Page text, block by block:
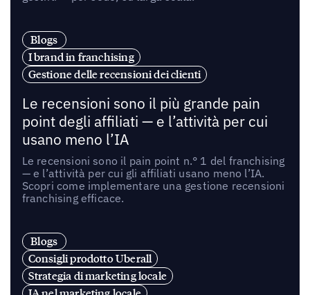
Blogs
I brand in franchising
Gestione delle recensioni dei clienti
Le recensioni sono il più grande pain
point degli affiliati — e l’attività per cui
usano meno l’IA
Le recensioni sono il pain point n.° 1 del franchising
— e l’attività per cui gli affiliati usano meno l’IA.
Scopri come implementare una gestione recensioni
franchising efficace.
Blogs
Consigli prodotto Uberall
Strategia di marketing locale